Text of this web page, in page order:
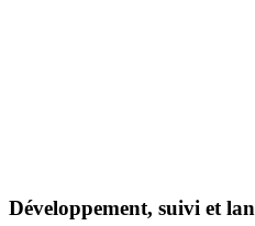
Développement, suivi et